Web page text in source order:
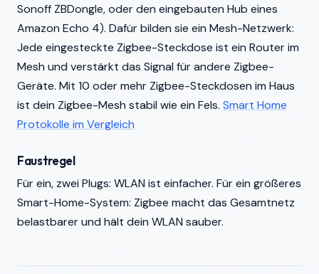
Sonoff ZBDongle, oder den eingebauten Hub eines
Amazon Echo 4). Dafür bilden sie ein Mesh-Netzwerk:
Jede eingesteckte Zigbee-Steckdose ist ein Router im
Mesh und verstärkt das Signal für andere Zigbee-
Geräte. Mit 10 oder mehr Zigbee-Steckdosen im Haus
ist dein Zigbee-Mesh stabil wie ein Fels. Smart Home
Protokolle im Vergleich
Faustregel
Für ein, zwei Plugs: WLAN ist einfacher. Für ein größeres
Smart-Home-System: Zigbee macht das Gesamtnetz
belastbarer und hält dein WLAN sauber.